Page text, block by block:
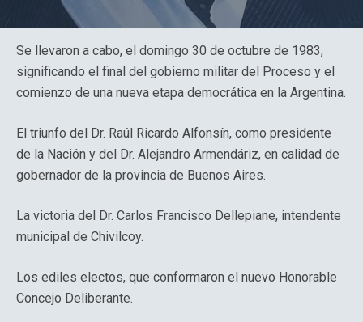
Se llevaron a cabo, el domingo 30 de octubre de 1983,
significando el final del gobierno militar del Proceso y el
comienzo de una nueva etapa democrática en la Argentina.
El triunfo del Dr. Raúl Ricardo Alfonsín, como presidente
de la Nación y del Dr. Alejandro Armendáriz, en calidad de
gobernador de la provincia de Buenos Aires.
La victoria del Dr. Carlos Francisco Dellepiane, intendente
municipal de Chivilcoy.
Los ediles electos, que conformaron el nuevo Honorable
Concejo Deliberante.